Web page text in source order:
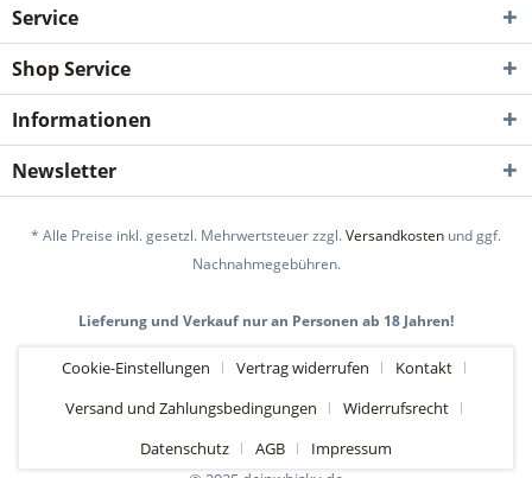
Service
Shop Service
Informationen
Newsletter
* Alle Preise inkl. gesetzl. Mehrwertsteuer zzgl.Versandkosten und ggf.
Nachnahmegebühren.
Lieferung und Verkauf nur an Personen ab 18 Jahren!
Cookie-Einstellungen Vertrag widerrufen
Kontakt
Versand und Zahlungsbedingungen
Widerrufsrecht
Datenschutz
AGB
Impressum